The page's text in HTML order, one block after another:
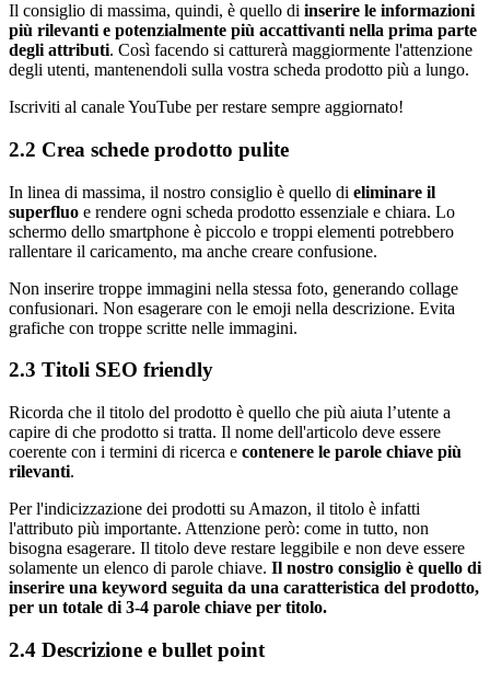
Il consiglio di massima, quindi, è quello di inserire le informazioni
più rilevanti e potenzialmente più accattivanti nella prima parte
degli attributi. Così facendo si catturerà maggiormente l'attenzione
degli utenti, mantenendoli sulla vostra scheda prodotto più a lungo.
Iscriviti al canale YouTube per restare sempre aggiornato!
2.2 Crea schede prodotto pulite
In linea di massima, il nostro consiglio è quello di eliminare il
superfluo e rendere ogni scheda prodotto essenziale e chiara. Lo
schermo dello smartphone è piccolo e troppi elementi potrebbero
rallentare il caricamento, ma anche creare confusione.
Non inserire troppe immagini nella stessa foto, generando collage
confusionari. Non esagerare con le emoji nella descrizione. Evita
grafiche con troppe scritte nelle immagini.
2.3 Titoli SEO friendly
Ricorda che il titolo del prodotto è quello che più aiuta l’utente a
capire di che prodotto si tratta. Il nome dell'articolo deve essere
coerente con i termini di ricerca e contenere le parole chiave più
rilevanti.
Per l'indicizzazione dei prodotti su Amazon, il titolo è infatti
l'attributo più importante. Attenzione però: come in tutto, non
bisogna esagerare. Il titolo deve restare leggibile e non deve essere
solamente un elenco di parole chiave. Il nostro consiglio è quello di
inserire una keyword seguita da una caratteristica del prodotto,
per un totale di 3-4 parole chiave per titolo.
2.4 Descrizione e bullet point